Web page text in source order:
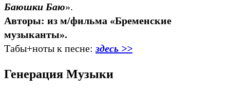
Баюшки Баю».
Авторы: из м/фильма «Бременские
музыканты».
Табы+ноты к песне:здесь >>
Генерация Музыки